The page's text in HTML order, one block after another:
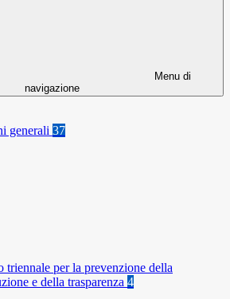
Menu di
navigazione
generali 37
triennale per la prevenzione della
e della trasparenza 4